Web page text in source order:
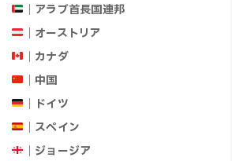
｜アラブ首長国連邦
｜オーストリア
｜カナダ
｜中国
｜ドイツ
｜スペイン
｜ジョージア